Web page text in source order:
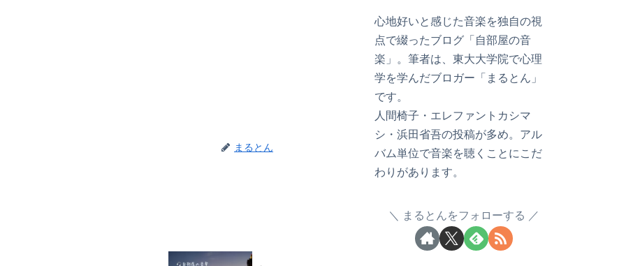
まるとん
心地好いと感じた音楽を独自の視
点で綴ったブログ「自部屋の音
楽」。筆者は、東大大学院で心理
学を学んだブロガー「まるとん」
です。
人間椅子・エレファントカシマ
シ・浜田省吾の投稿が多め。アル
バム単位で音楽を聴くことにこだ
わりがあります。
まるとんをフォローする